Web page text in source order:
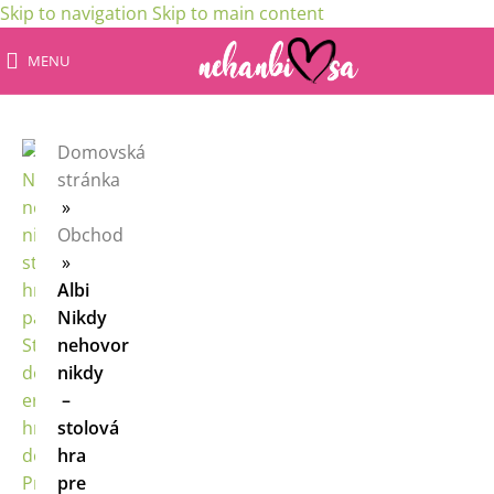
Skip to navigation Skip to main content
MENU
Domovská
stránka
»
Obchod
»
Albi
Nikdy
nehovor
nikdy
–
stolová
hra
pre